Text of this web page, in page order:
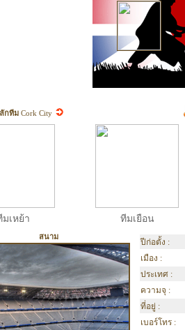
กทีม Cork City
มเหย้า ทีมเยือน
สนาม
ปีก่อตั้ง :
เมือง :
ประเทศ :
ความจุ :
ที่อยู่ :
เบอร์โทร :